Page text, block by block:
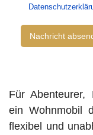
Nachricht
Für Abenteurer,
ein Wohnmobil
flexibel und